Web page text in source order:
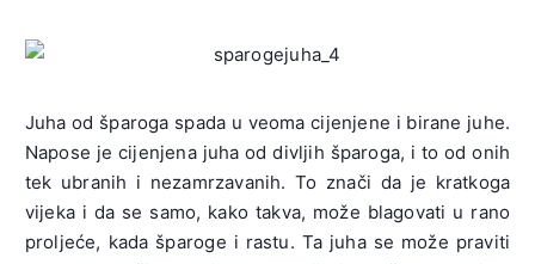
Juha od šparoga spada u veoma cijenjene i birane juhe.
Napose je cijenjena juha od divljih šparoga, i to od onih
tek ubranih i nezamrzavanih. To znači da je kratkoga
vijeka i da se samo, kako takva, može blagovati u rano
proljeće, kada šparoge i rastu. Ta juha se može praviti